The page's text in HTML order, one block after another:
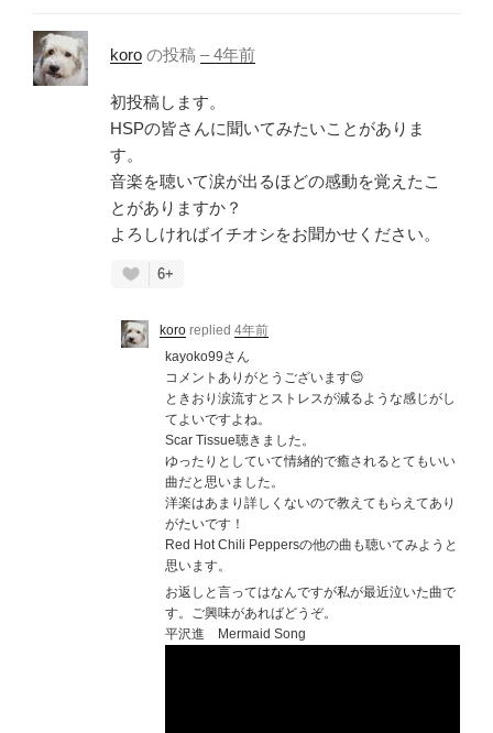
koro の投稿 –4年前
初投稿します。
HSPの皆さんに聞いてみたいことがありま
す。
音楽を聴いて涙が出るほどの感動を覚えたこ
とがありますか？
よろしければイチオシをお聞かせください。
6+
koro replied 4年前
kayoko99さん
コメントありがとうございます😊
ときおり涙流すとストレスが減るような感じがし
てよいですよね。
Scar Tissue聴きました。
ゆったりとしていて情緖的で癒されるとてもいい
曲だと思いました。
洋楽はあまり詳しくないので教えてもらえてあり
がたいです！
Red Hot Chili Peppersの他の曲も聴いてみようと
思います。
お返しと言ってはなんですが私が最近泣いた曲で
す。ご興味があればどうぞ。
平沢進 Mermaid Song